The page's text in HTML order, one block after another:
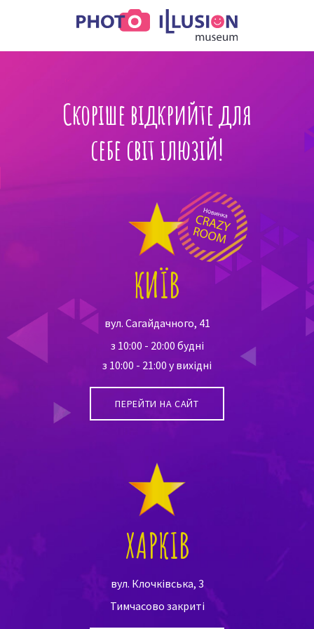
Скоріше відкрийте для
себе світ ілюзій!
ХАРКІВ
вул. Клочківська, 3
Тимчасово закриті
КИЇВ
вул. Сагайдачного, 41
з 10:00 - 20:00 будні
з 10:00 - 21:00 у вихідні
ПЕРЕЙТИ НА САЙТ